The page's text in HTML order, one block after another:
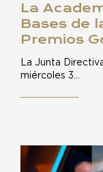
La
Bases de
Premios
La Junta
miércoles 3…